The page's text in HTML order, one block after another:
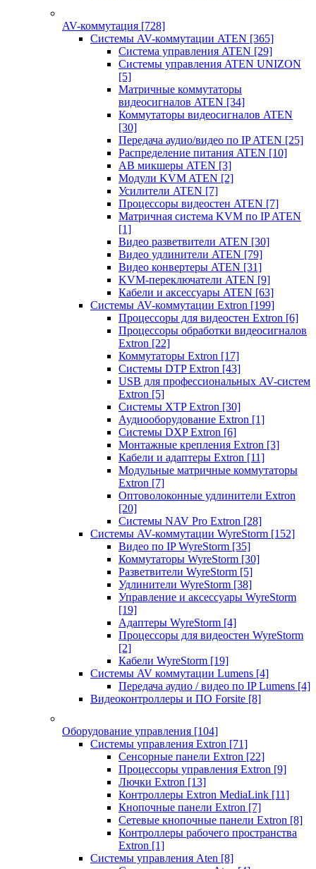
AV-коммутация [728]
Системы AV-коммутации ATEN [365]
Система управления ATEN [29]
Системы управления ATEN UNIZON
[5]
Матричные коммутаторы
видеосигналов ATEN [34]
Коммутаторы видеосигналов ATEN
[30]
Передача аудио/видео по IP ATEN [25]
Распределение питания ATEN [10]
АВ микшеры ATEN [3]
Модули KVM ATEN [2]
Усилители ATEN [7]
Процессоры видеостен ATEN [7]
Матричная система KVM по IP ATEN
[1]
Видео разветвители ATEN [30]
Видео удлинители ATEN [79]
Видео конвертеры ATEN [31]
KVM-переключатели ATEN [9]
Кабели и аксессуары ATEN [63]
Системы AV-коммутации Extron [199]
Процессоры для видеостен Extron [6]
Процессоры обработки видеосигналов
Extron [22]
Коммутаторы Extron [17]
Системы DTP Extron [43]
USB для профессиональных AV-систем
Extron [5]
Системы XTP Extron [30]
Аудиооборудование Extron [1]
Системы DXP Extron [6]
Монтажные крепления Extron [3]
Кабели и адаптеры Extron [11]
Модульные матричные коммутаторы
Extron [7]
Оптоволоконные удлинители Extron
[20]
Системы NAV Pro Extron [28]
Системы AV-коммутации WyreStorm [152]
Видео по IP WyreStorm [35]
Коммутаторы WyreStorm [30]
Разветвители WyreStorm [5]
Удлинители WyreStorm [38]
Управление и аксессуары WyreStorm
[19]
Адаптеры WyreStorm [4]
Процессоры для видеостен WyreStorm
[2]
Кабели WyreStorm [19]
Системы AV коммутации Lumens [4]
Передача аудио / видео по IP Lumens [4]
Видеоконтроллеры и ПО Forsite [8]
Оборудование управления [104]
Системы управления Extron [71]
Сенсорные панели Extron [22]
Процессоры управления Extron [9]
Лючки Extron [13]
Контроллеры Extron MediaLink [11]
Кнопочные панели Extron [7]
Сетевые кнопочные панели Extron [8]
Контроллеры рабочего пространства
Extron [1]
Системы управления Aten [8]